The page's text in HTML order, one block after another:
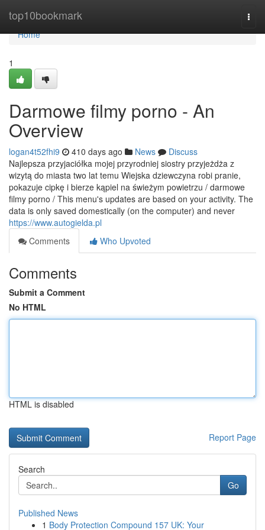
top10bookmark
Home
Home
1
Darmowe filmy porno - An
Overview
logan4t52fhi9 410 days ago News
Discuss
Najlepsza przyjaciółka mojej przyrodniej siostry przyjeżdża z
wizytą do miasta two lat temu Wiejska dziewczyna robi pranie,
pokazuje cipkę i bierze kąpiel na świeżym powietrzu / darmowe
filmy porno / This menu's updates are based on your activity. The
data is only saved domestically (on the computer) and never
https://www.autogielda.pl
Comments
Who Upvoted
Comments
Submit a Comment
No HTML
HTML is disabled
Report Page
Search
Go
Published News
1 Body Protection Compound 157 UK: Your